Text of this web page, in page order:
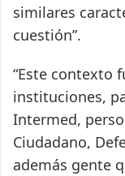
similares
cuestión”.
“Este contexto
instituciones,
Intermed,
Ciudadano,
además gente